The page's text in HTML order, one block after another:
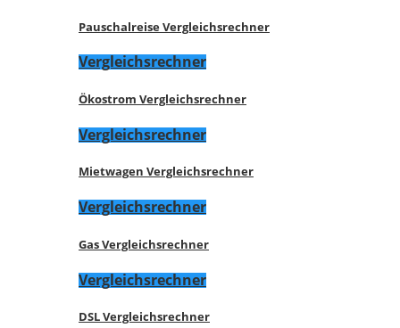
Pauschalreise Vergleichsrechner
Vergleichsrechner
Ökostrom Vergleichsrechner
Vergleichsrechner
Mietwagen Vergleichsrechner
Vergleichsrechner
Gas Vergleichsrechner
Vergleichsrechner
DSL Vergleichsrechner